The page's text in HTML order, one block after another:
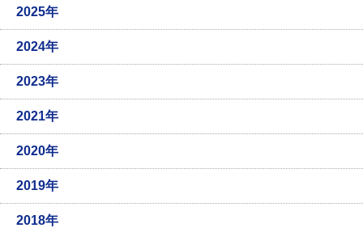
2025年
2024年
2023年
2021年
2020年
2019年
2018年